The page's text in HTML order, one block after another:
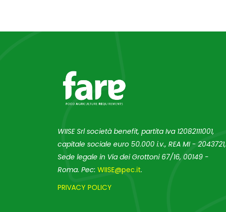
WIISE Srl società benefit, partita Iva 12082111001,
capitale sociale euro 50.000 i.v., REA MI - 2043721,
Sede legale in Via dei Grottoni 67/16, 00149 -
Roma. Pec: WIISE@pec.it.
PRIVACY POLICY